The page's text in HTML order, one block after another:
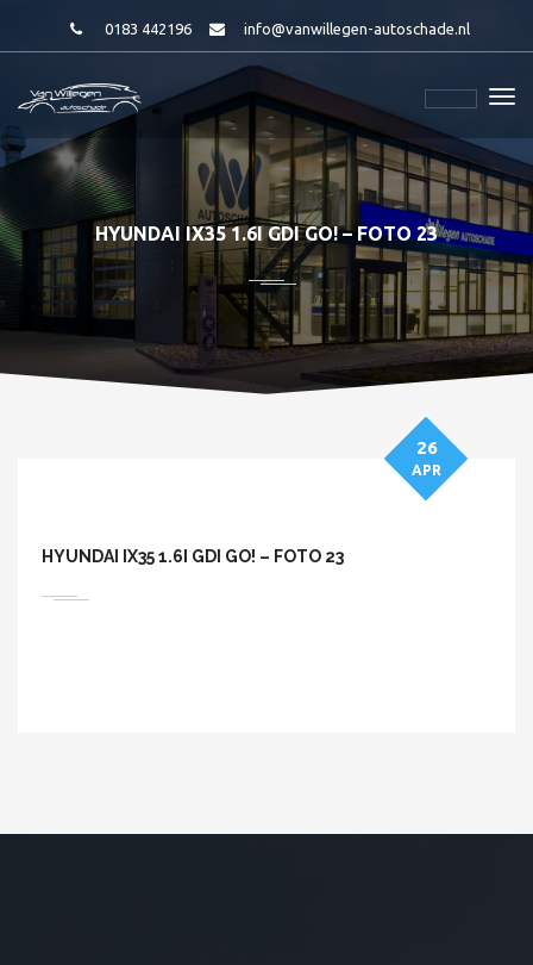
0183 442196 info@vanwillegen-autoschade.nl
HYUNDAI IX35 1.6I GDI GO! – FOTO 23
HYUNDAI IX35 1.6I GDI GO! – FOTO 23
26
APR